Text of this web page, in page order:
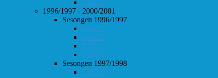
Follo 3
1996/1997 - 2000/2001
Sesongen 1996/1997
Follo 1
Follo 2
Follo 3
Follo 4
Sesongen 1997/1998
Follo 1